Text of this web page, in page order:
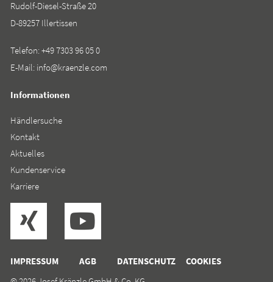
IMPRESSUM AGB DATENSCHUTZ COOKIES
Rudolf-Diesel-Straße 20
D-89257 Illertissen
Telefon:+49 7303 96 05 0
E-Mail: info@kraenzle.com
Informationen
Händlersuche
Kontakt
Aktuelles
Kundenservice
Karriere